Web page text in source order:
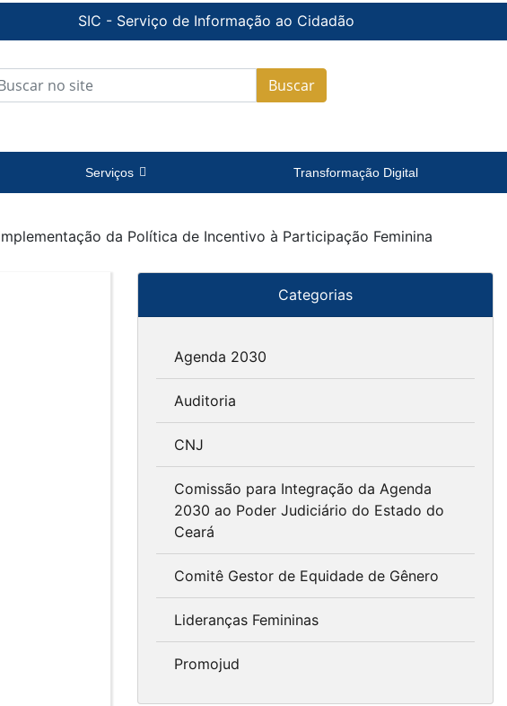
SIC - Serviço de Informação ao Cidadão
Buscar
Serviços Transformação Digital
da Política de Incentivo à Participação Feminina
Categorias
Agenda 2030
Auditoria
CNJ
Comissão para Integração da Agenda
2030 ao Poder Judiciário do Estado do
Ceará
Comitê Gestor de Equidade de Gênero
Lideranças Femininas
Promojud